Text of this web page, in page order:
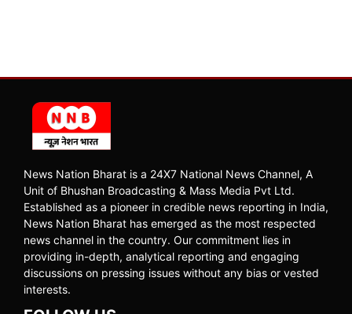
News Nation Bharat is a 24X7 National News Channel, A
Unit of Bhushan Broadcasting & Mass Media Pvt Ltd.
Established as a pioneer in credible news reporting in India,
News Nation Bharat has emerged as the most respected
news channel in the country. Our commitment lies in
providing in-depth, analytical reporting and engaging
discussions on pressing issues without any bias or vested
interests.